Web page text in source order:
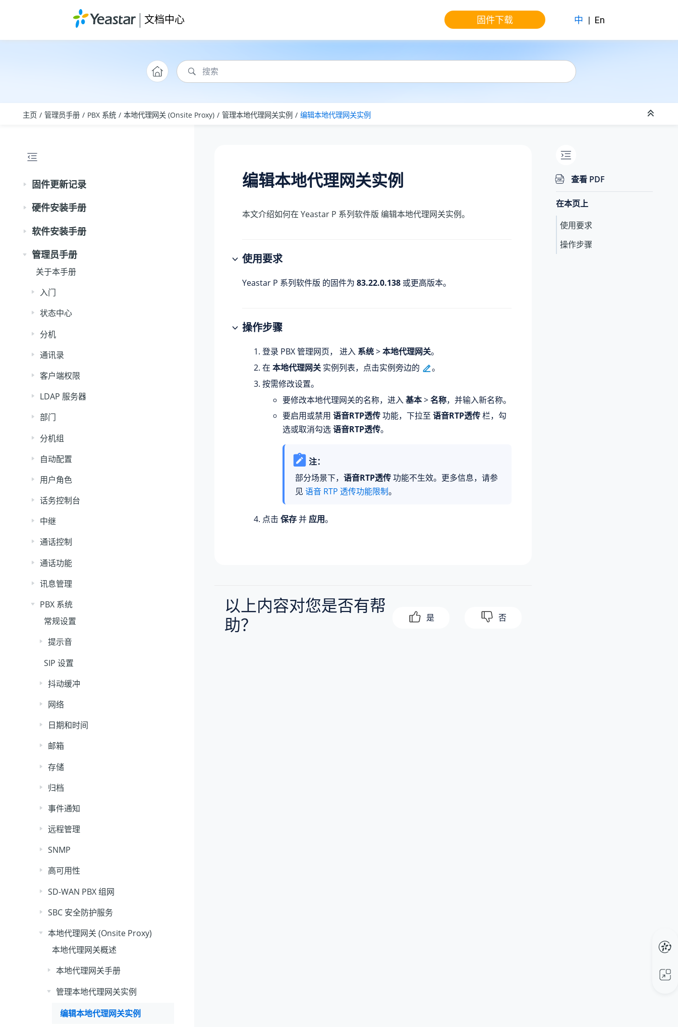
文档中心 固件下载 中 | En
主页 管理员手册 PBX 系统 本地代理网关 (Onsite Proxy) 管理本地代理网关实例 编辑本地代理网关实例
固件更新记录
硬件安装手册
软件安装手册
管理员手册
关于本手册
入门
状态中心
分机
通讯录
客户端权限
LDAP 服务器
部门
分机组
自动配置
用户角色
话务控制台
中继
通话控制
通话功能
讯息管理
PBX 系统
常规设置
提示音
SIP 设置
抖动缓冲
网络
日期和时间
邮箱
存储
归档
事件通知
远程管理
SNMP
高可用性
SD-WAN PBX 组网
SBC 安全防护服务
本地代理网关 (Onsite Proxy)
本地代理网关概述
本地代理网关手册
管理本地代理网关实例
编辑本地代理网关实例
编辑本地代理网关实例
本文介绍如何在 Yeastar P 系列软件版 编辑本地代理网关实例。
使用要求
Yeastar P 系列软件版 的固件为 83.22.0.138 或更高版本。
操作步骤
登录 PBX 管理网页， 进入 系统>本地代理网关。
在 本地代理网关 实例列表，点击实例旁边的
。
按需修改设置。
要修改本地代理网关的名称，进入基本>名称，并输入新名称。
要启用或禁用 语音RTP透传功能，下拉至 语音RTP透传栏，勾
选或取消勾选语音RTP透传。
注：
部分场景下， 语音RTP透传功能不生效。更多信息，请参
见 语音 RTP 透传功能限制。
点击 保存并应用。
以上内容对您是否有帮
助？
是 否
查看 PDF
在本页上
使用要求
操作步骤